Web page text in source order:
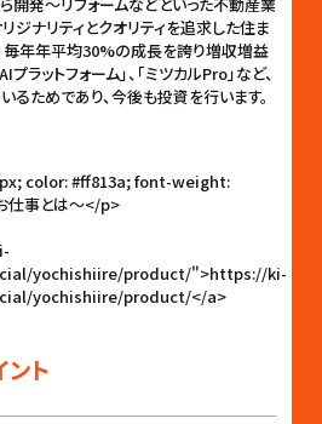
ジナリティとクオリティを追求した住ま
毎年年平均30%の成長を誇り増収増益
ラットフォーム」、「ミツカルPro」など、
ためであり、今後も投資を行います。
color: #ff813a; font-weight:
仕事とは〜</p>
yochishiire/product/">https://ki-
yochishiire/product/</a>
ト